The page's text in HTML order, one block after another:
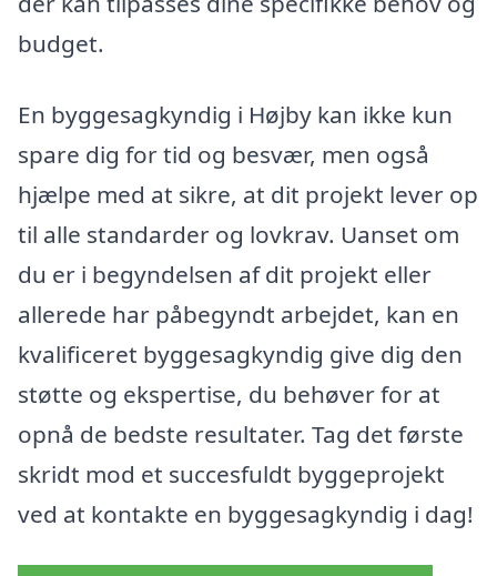
budget.
En byggesagkyndig i Højby kan ikke kun
spare dig for tid og besvær, men også
hjælpe med at sikre, at dit projekt lever op
til alle standarder og lovkrav. Uanset om
du er i begyndelsen af dit projekt eller
allerede har påbegyndt arbejdet, kan en
kvalificeret byggesagkyndig give dig den
støtte og ekspertise, du behøver for at
opnå de bedste resultater. Tag det første
skridt mod et succesfuldt byggeprojekt
ved at kontakte en byggesagkyndig i dag!